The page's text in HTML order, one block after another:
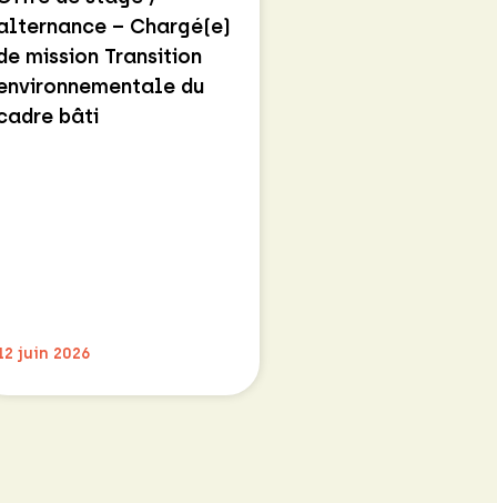
– Chargé(e)
mission Transition
du
bâti
juin 2026